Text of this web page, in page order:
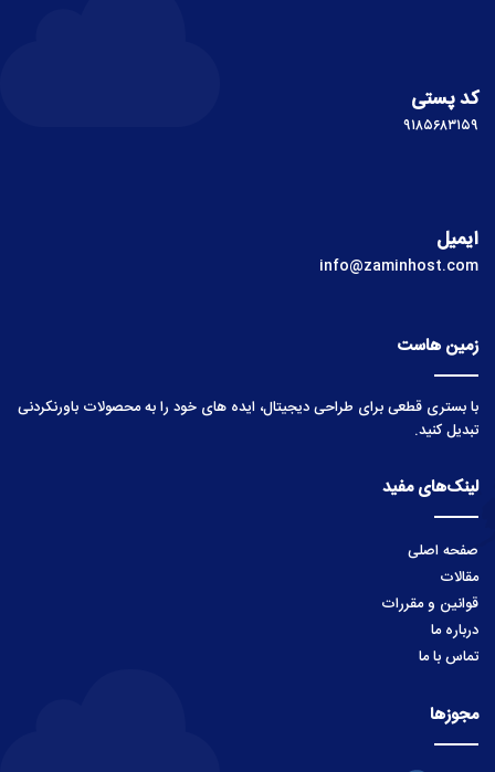
کد پستی
۹۱۸۵۶۸۳۱۵۹
ایمیل
info@zaminhost.com
زمین هاست
با بستری قطعی برای طراحی دیجیتال، ایده های خود را به محصولات باورنکردنی
تبدیل کنید.
لینک‌های مفید
صفحه اصلی
مقالات
قوانین و مقررات
درباره ما
تماس با ما
مجوزها